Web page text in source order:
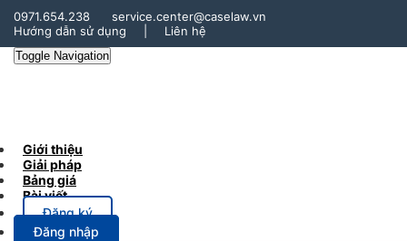
0971.654.238
service.center@caselaw.vn
Hướng dẫn sử dụng
Liên hệ
Toggle Navigation
Giới thiệu
Giải pháp
Bảng giá
Bài viết
Đăng ký
Đăng nhập